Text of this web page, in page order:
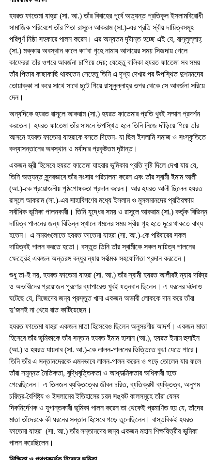
হযরত ফাতেমা যাহ্রা (সা. আ.) তাঁর বিবাহের পূর্বে অত্যন্ত প্রতিকূল ইসলামবিরোধী
সামাজিক পরিবেশে তাঁর পিতা রাসূলে আকরাম (সা.)-এর প্রতি স্বীয় দায়িত্বসমূহ
পরিপূর্ণ নিষ্ঠা সহকারে পালন করেন। এর অন্যতম দৃষ্টান্ত হচ্ছে এই যে, রাসূলুল্লাহ্
(সা.) মক্কায় অবস্থান কালে কা‘বা গৃহে নামায আদায়ের সময় সিজদায় গেলে
কাফেররা তাঁর ওপরে আবর্জনা চাপিয়ে দেয়; যেহেতু বালিকা হযরত ফাতেমা সব সময়
তাঁর পিতার কাছাকাছি থাকতেন সেহেতু তিনি এ দৃশ্য দেখার পর উপস্থিত দুশমনদের
তোয়াক্কা না করে সাথে সাথে ছুটে গিয়ে রাসূলুল্লাহ্র ওপর থেকে সে আবর্জনা সরিয়ে
দেন।
অন্যদিকে হযরত রাসূলে আকরাম (সা.) হযরত ফাতেমার প্রতি খুবই সম্মান প্রদর্শন
করতেন। হযরত ফাতেমা তাঁর সামনে উপস্থিত হলে তিনি নিজে দাঁড়িয়ে গিয়ে তাঁর
আসনে হযরত ফাতেমা যাহরাকে বসতে দিতেন- যা ছিল ইসলামি সমাজ ও সংস্কৃৃতিতে
কন্যাসন্তানের অবস্থান ও মর্যাদার প্রকৃষ্টতম দৃষ্টান্ত।
একজন স্ত্রী হিসেবে হযরত ফাতেমা যাহরার ভূমিকার প্রতি দৃষ্টি দিলে দেখা যায় যে,
তিনি অত্যন্ত সুন্দরভাবে তাঁর সংসার পরিচালনা করেন এবং তাঁর স্বামী ইমাম আলী
(আ.)-কে প্রয়োজনীয় পৃষ্ঠপোষকতা প্রদান করেন। আর হযরত আলী ছিলেন হযরত
রাসূলে আকরাম (সা.)-এর সাহাবিগণের মধ্যে ইসলাম ও মুসলমানদের প্রতিরক্ষায়
সর্বাধিক ভূমিকা পালনকারী। তিনি যুদ্ধের সময় ও রাসূলে আকরাম (সা.) কর্তৃক বিভিন্ন
দায়িত্ব পালনের জন্য বিভিন্ন স্থানে গমনের সময় স্বীয় গৃহ হতে দূরে থাকতে বাধ্য
হতেন। এ সময়গুলোতে হযরত ফাতেমা যাহরা (সা. আ.)-কে পরিবারের সকল
দায়িত্বই পালন করতে হতো। বস্তুত তিনি তাঁর স্বামীকে সকল দায়িত্ব পালনের
ক্ষেত্রেই একজন অন্তরঙ্গ বন্ধুর ন্যায় সর্বাত্মক সহযোগিতা প্রদান করতেন।
শুধু তা-ই নয়, হযরত ফাতেমা যাহরা (সা. আ.) তাঁর স্বামী হযরত আলীরই ন্যায় দরিদ্র
ও অভাবীদের প্রয়োজন পূরণের ব্যাপারেও খুবই যত্নবান ছিলেন। এ ধরনের ঘটনাও
ঘটেছে যে, নিজেদের জন্য প্রস্তুত খানা একজন অভাবী লোককে দান করে তাঁরা
দু’জনই না খেয়ে রাত কাটিয়েছেন।
হযরত ফাতেমা যাহরা একজন মাতা হিসেবেও ছিলেন অনুসরণীয় আদর্শ। একজন মাতা
হিসেবে তাঁর ভূমিকাকে তাঁর সন্তান হযরত ইমাম হাসান (আ.), হযরত ইমাম হুসাইন
(আ.) ও হযরত যায়নাব (সা. আ.)-কে লালন-পালনের ভিত্তিতে বুঝা যেতে পারে।
তিনি তাঁর এ সন্তানদেরকে এমনভাবে লালন-পালন করেন ও গড়ে তোলেন যার ফলে
তাঁরা সমুন্নত নৈতিকতা, বুদ্ধিবৃত্তিকতা ও আধ্যাত্মিকতার অধিকারী হতে
পেরেছিলেন। এ তিনজন ব্যক্তিত্বের জীবন চরিত, ব্যতিক্রমী ব্যক্তিত্ব, অনুপম
চরিত্র-বৈশিষ্ট্য ও ইসলামের ইতিহাসের চরম সঙ্কট কালসমূহে তাঁরা যেসব
দিকনির্দেশক ও যুগান্তকারী ভূমিকা পালন করেন তা থেকেই প্রমাণিত হয় যে, তাঁদের
মাতা তাঁদেরকে কী ধরনের সন্তান হিসেবে গড়ে তুলেছিলেন। বাস্তবিকই হযরত
ফাতেমা যাহরা (সা. আ.) তাঁর সন্তানদের জন্য একজন মহান শিক্ষয়িত্রীর ভূমিকা
পালন করেছিলেন।